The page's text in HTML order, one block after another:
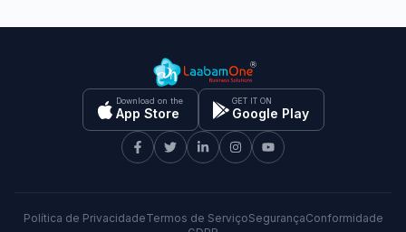
Download on the
App Store
GET IT ON
Google Play
Política de PrivacidadeTermos de ServiçoSegurançaConformidade